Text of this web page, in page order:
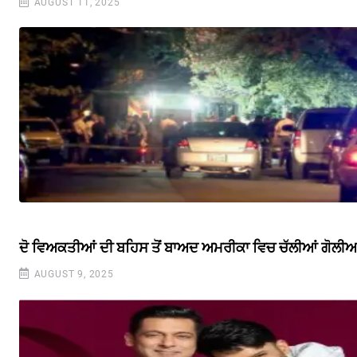
AUGUST 11, 2025
ਦੋ ਵਿਅਕਤੀਆਂ ਦੀ ਬਹਿਸ ਤੋਂ ਬਾਅਦ ਅਮਰੀਕਾ ਵਿਚ ਚੱਲੀਆਂ
AUGUST 9, 2025